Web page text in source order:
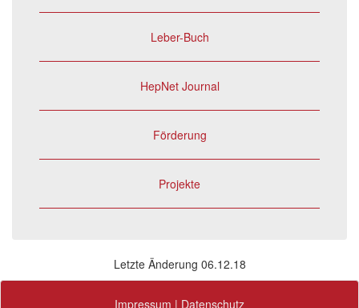
Leber-Buch
HepNet Journal
Förderung
Projekte
Letzte Änderung 06.12.18
Impressum | Datenschutz